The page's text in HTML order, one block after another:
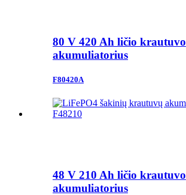
80 V 420 Ah ličio krautuvo
akumuliatorius
F80420A
48 V 210 Ah ličio krautuvo
akumuliatorius